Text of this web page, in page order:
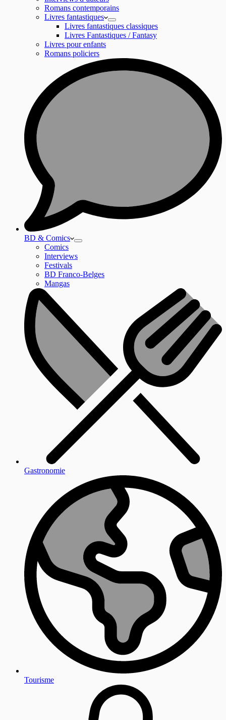
Romans contemporains
Livres fantastiques
Livres fantastiques classiques
Livres Fantastiques / Fantasy
Livres pour enfants
Romans policiers
BD & Comics
Comics
Interviews
Festivals
BD Franco-Belges
Mangas
Gastronomie
Tourisme